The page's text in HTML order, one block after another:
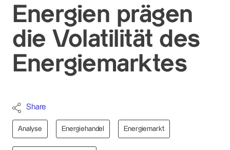
Energien prägen
die Volatilität des
Energiemarktes
Share
Analyse Energiehandel Energiemarkt